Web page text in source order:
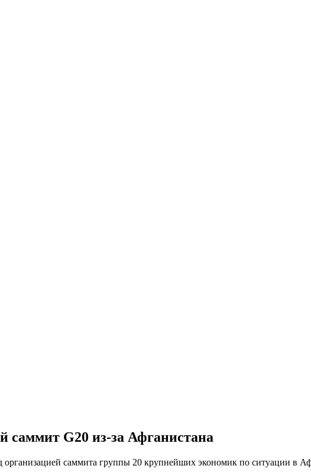
саммит G20 из-за Афганистана
саммита группы 20 крупнейших экономик по ситуации в